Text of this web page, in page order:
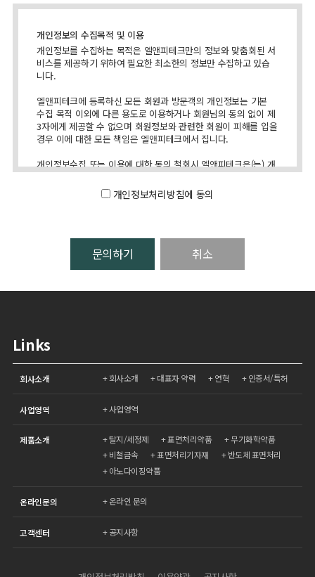
개인정보의 수집목적 및 이용
개인정보를 수집하는 목적은 엘앤피테크만의 정보와 맞춤회된 서
비스를 제공하기 위하여 필요한 최소한의 정보만 수집하고 있습
니다.
엘앤피테크에 등록하신 모든 회원과 방문객의 개인정보는 기본
수집 목적 이외에 다른 용도로 이용하거나 회원님의 동의 없이 제
3자에게 제공할 수 없으며 회원정보와 관련한 회원이 피해를 입을
경우 이에 대한 모든 책임은 엘앤피테크에서 집니다.
개인정보수집 또는 이용에 대한 동의 철회시 엘앤피테크은(는) 개
인정보를 수집하지 않으며 개인정보는 철회와 동시에 삭제됩니
소한의 정보만을 수집하며 민감한 개인정보의 수집을 엄격히 제
한하고 있습니다.
* 필수사항 : 이메일주소, 홈페이지주소, 전화번호(휴대폰), 주소
를 받는 동안 개인정보를 계속 보유하며 맞춤화된 서비스 제공을
위해 이용하게 됩니다. 다만 방문객께서 탈퇴를 원하시거나 엘앤
피테크 약관에 의거 방문객자격 상실의 경우에는 등록된 방문객
없도록 처리됩니다.
개인정보처리방침에 동의
취소
Links
회사소개 회사소개 대표자 약력 연혁 인증서/특허
사업영역 사업영역
제품소개 탈지/세정제 표면처리약품
무기화학약품
비철금속
표면처리기자재
반도체 표면처리
아노다이징약품
온라인문의 온라인 문의
고객센터 공지사항